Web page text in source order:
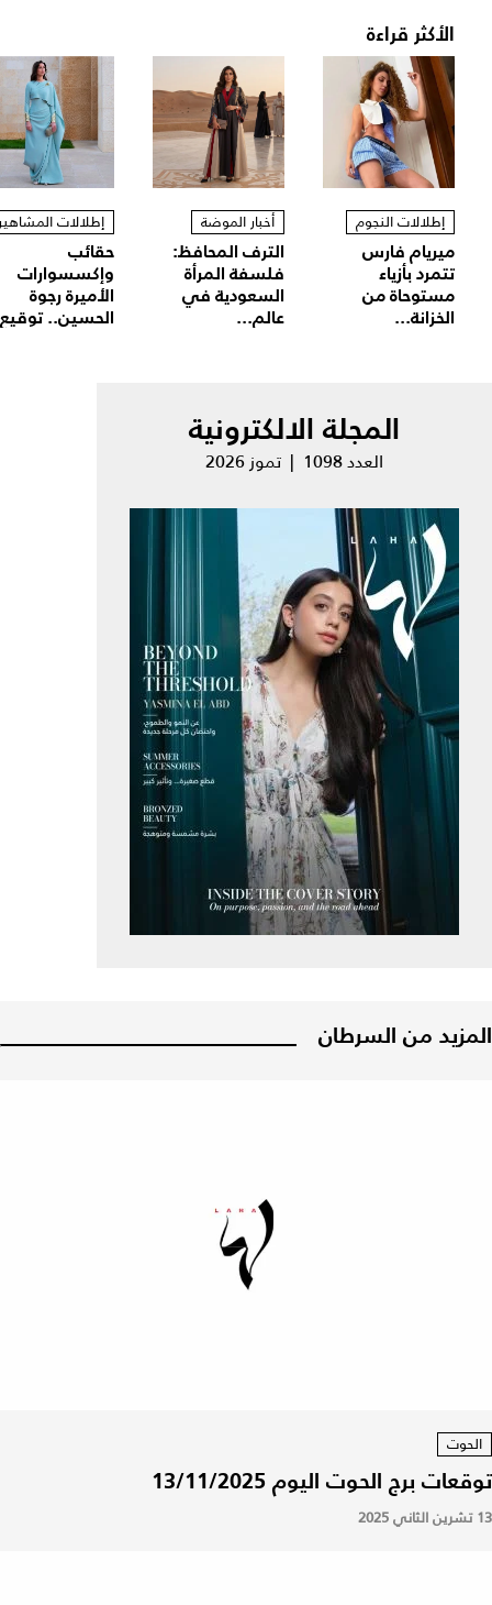
الأكثر قراءة
إطلالات النجوم
ميريام فارس
تتمرد بأزياء
مستوحاة من
الخزانة...
أخبار الموضة
الترف المحافظ:
فلسفة المرأة
السعودية في
عالم...
إطلالات
حقائب
وإكسسوارات
الأميرة رجوة
الحسين..
المجلة الالكترونية
العدد 1098 | تموز 2026
المزيد من السرطان
الحوت
توقعات برج الحوت اليوم 13/11/2025
13 تشرين الثاني 2025